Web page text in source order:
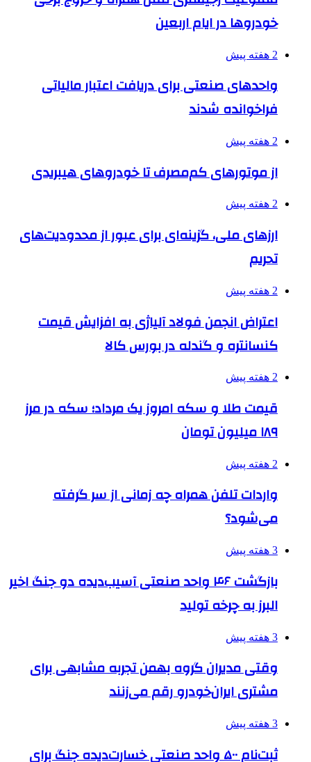
خودروها در ایام اربعین
2 هفته پیش
واحدهای صنعتی برای دریافت اعتبار مالیاتی
فراخوانده شدند
2 هفته پیش
از موتورهای کم‌مصرف تا خودروهای هیبریدی
2 هفته پیش
ارزهای ملی، گزینه‌ای برای عبور از محدودیت‌های
تحریم
2 هفته پیش
اعتراض انجمن فولاد آلیاژی به افزایش قیمت
کنسانتره و گندله در بورس کالا
2 هفته پیش
قیمت طلا و سکه امروز یک مرداد؛ سکه در مرز
۱۸۹ میلیون تومان
2 هفته پیش
واردات تلفن همراه چه زمانی از سر گرفته
می‌شود؟
3 هفته پیش
بازگشت ۴۶ واحد صنعتی آسیب‌دیده دو جنگ اخیر
البرز به چرخه تولید
3 هفته پیش
وقتی مدیران گروه بهمن تجربه مشابهی برای
مشتری ایران‌خودرو رقم می‌زنند
3 هفته پیش
ثبت‌نام ۵۰۰ واحد صنعتی خسارت‌دیده جنگ برای